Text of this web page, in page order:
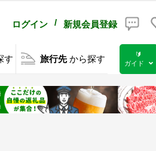
ログイン / 新規会員登録
す 旅行先 から探す
🔰
ガイド